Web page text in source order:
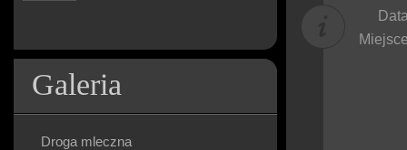
Galeria
Droga mleczna